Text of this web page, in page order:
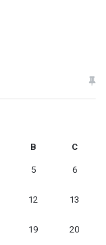
B C
5 6
12 13
19 20